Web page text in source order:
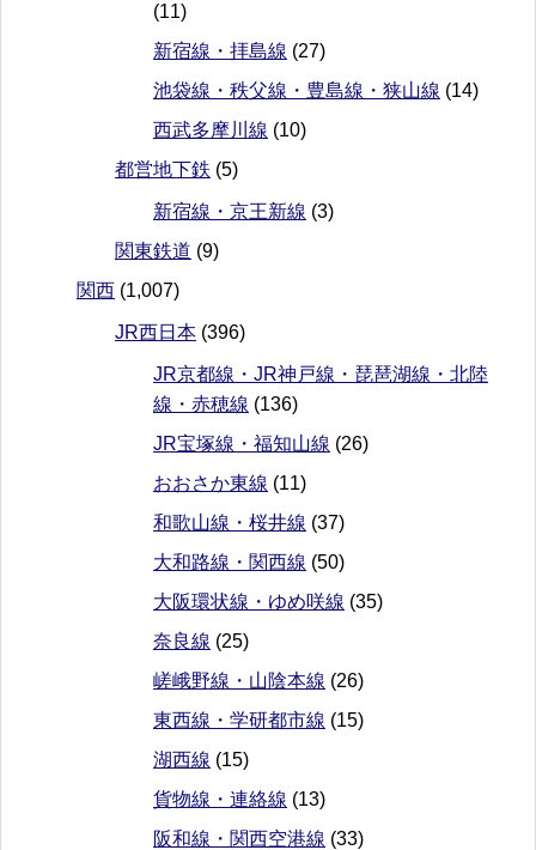
(11)
新宿線・拝島線 (27)
池袋線・秩父線・豊島線・狭山線 (14)
西武多摩川線 (10)
都営地下鉄 (5)
新宿線・京王新線 (3)
関東鉄道 (9)
関西 (1,007)
JR西日本 (396)
JR京都線・JR神戸線・琵琶湖線・北陸
線・赤穂線 (136)
JR宝塚線・福知山線 (26)
おおさか東線 (11)
和歌山線・桜井線 (37)
大和路線・関西線 (50)
大阪環状線・ゆめ咲線 (35)
奈良線 (25)
嵯峨野線・山陰本線 (26)
東西線・学研都市線 (15)
湖西線 (15)
貨物線・連絡線 (13)
阪和線・関西空港線 (33)